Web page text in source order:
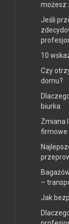
możesz
Jeśli
10
Czy
domu?
biurka
Zmiana
firmowe
–
Jak